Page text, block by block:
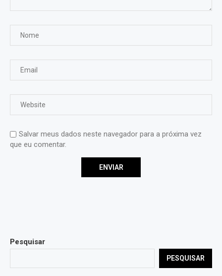
Salvar meus dados neste navegador para a próxima vez
que eu comentar.
Pesquisar
PESQUISAR